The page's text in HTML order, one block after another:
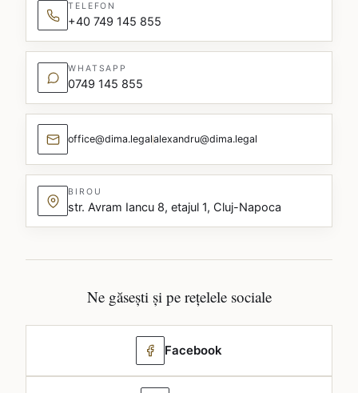
TELEFON
+40 749 145 855
WHATSAPP
0749 145 855
office@dima.legalalexandru@dima.legal
BIROU
str. Avram Iancu 8, etajul 1, Cluj-Napoca
Ne găsești și pe rețelele sociale
Facebook